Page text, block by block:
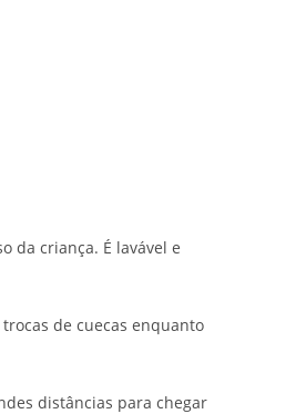
da criança. É lavável e
de cuecas enquanto
distâncias para chegar